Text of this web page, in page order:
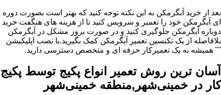
بعد از خرید آبگرمکن به این نکته توجه کنید که بهتر است بصورت دوره
ای آبگرمکن خود را تعمیر و سرویس کنید تا از هزینه های هنگفت خرید
دوباره آبگرمکن جلوگیری کنید و در صورت بروز مشکل در آبگرمکن
بلافاصله از یک تکنسین تعمیر آبگرمکن کمک بگیرید.با نصب اپلیکیشن
"" همیشه به یک تعمیرکار حرفه ای و متخصص دسترسی دارید.
آسان ترین روش تعمیر انواع پکیج توسط پکیج
کار در خمینی‌شهر,منطقه خمینی‌شهر